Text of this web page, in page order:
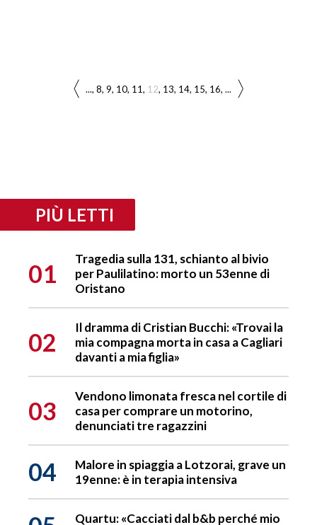
... 8 9 10 11 12 13 14 15 16 ...
PIÙ LETTI
01
Tragedia sulla 131, schianto al bivio
per Paulilatino: morto un 53enne di
Oristano
02
Il dramma di Cristian Bucchi: «Trovai la
mia compagna morta in casa a Cagliari
davanti a mia figlia»
03
Vendono limonata fresca nel cortile di
casa per comprare un motorino,
denunciati tre ragazzini
04
Malore in spiaggia a Lotzorai, grave un
19enne: è in terapia intensiva
Quartu: «Cacciati dal b&b perché mio